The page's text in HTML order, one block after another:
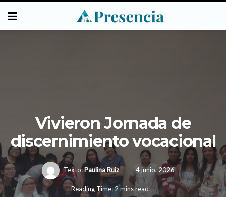
Vivieron Jornada de
discernimiento vocacional
Texto:Paulina Ruiz 4 junio, 2026
Reading Time: 2 mins read